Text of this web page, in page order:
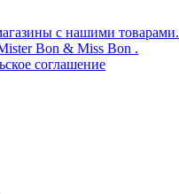
с нашими товарами.
Bon & Miss Bon .
соглашение